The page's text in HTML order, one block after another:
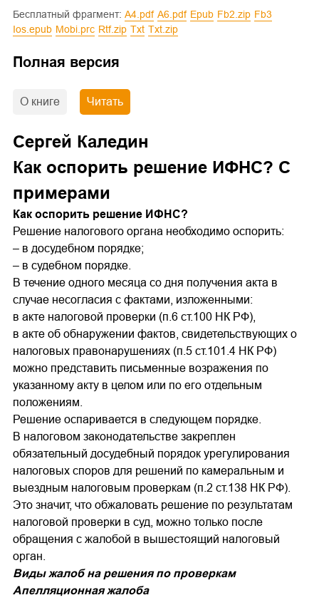
Бесплатный фрагмент:
a4.pdf a6.pdf epub fb2.zip
fb3
ios.epub
mobi.prc rtf.zip txt txt.zip
Полная версия
О книге Читать
Сергей Каледин
Как оспорить решение ИФНС? С
примерами
Как оспорить решение ИФНС?
Решение налогового органа необходимо оспорить:
– в досудебном порядке;
– в судебном порядке.
В течение одного месяца со дня получения акта в
случае несогласия с фактами, изложенными:
в акте налоговой проверки (п.6 ст.100 НК РФ),
в акте об обнаружении фактов, свидетельствующих о
налоговых правонарушениях (п.5 ст.101.4 НК РФ)
можно представить письменные возражения по
указанному акту в целом или по его отдельным
положениям.
Решение оспаривается в следующем порядке.
В налоговом законодательстве закреплен
обязательный досудебный порядок урегулирования
налоговых споров для решений по камеральным и
выездным налоговым проверкам (п.2 ст.138 НК РФ).
Это значит, что обжаловать решение по результатам
налоговой проверки в суд, можно только после
обращения с жалобой в вышестоящий налоговый
орган.
Виды жалоб на решения по проверкам
Апелляционная жалоба